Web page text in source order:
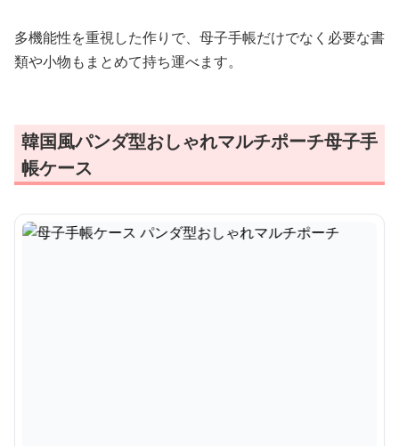
多機能性を重視した作りで、母子手帳だけでなく必要な書
類や小物もまとめて持ち運べます。
韓国風パンダ型おしゃれマルチポーチ母子手
帳ケース